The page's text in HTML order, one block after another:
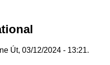
Út, 03/12/2024 - 13:21.